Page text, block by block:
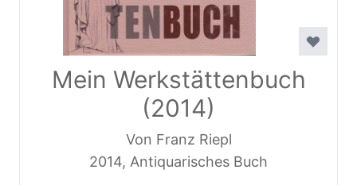
Mein Werkstättenbuch
(2014)
Von Franz Riepl
2014, Antiquarisches Buch